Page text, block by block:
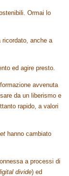
Ormai lo
ricordato, anche a
ed agire presto.
avvenuta
da un liberismo e
rapido, a valori
hanno cambiato
a processi di
divide) ed